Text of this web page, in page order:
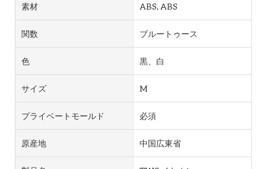
素材 ABS, ABS
関数 ブルートゥース
色 黒、白
サイズ M
プライベートモールド 必須
原産地 中国広東省